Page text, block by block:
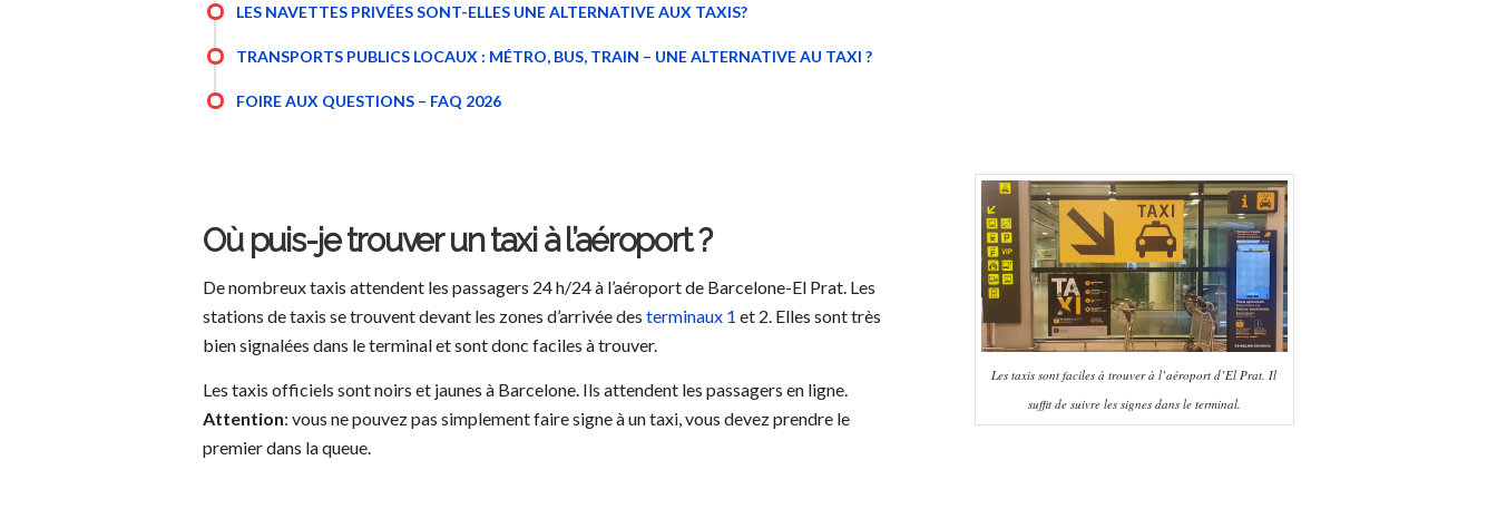
LES NAVETTES PRIVÉES SONT-ELLES UNE ALTERNATIVE AUX TAXIS?
TRANSPORTS PUBLICS LOCAUX : MÉTRO, BUS, TRAIN – UNE ALTERNATIVE AU TAXI ?
FOIRE AUX QUESTIONS – FAQ 2026
Où puis-je trouver un taxi à l’aéroport ?
De nombreux taxis attendent les passagers 24 h/24 à l’aéroport de Barcelone-El Prat. Les
stations de taxis se trouvent devant les zones d’arrivée des terminaux 1 et 2. Elles sont très
bien signalées dans le terminal et sont donc faciles à trouver.
Les taxis officiels sont noirs et jaunes à Barcelone. Ils attendent les passagers en ligne.
Attention: vous ne pouvez pas simplement faire signe à un taxi, vous devez prendre le
premier dans la queue.
Les taxis sont faciles à trouver à l’aéroport d’El Prat. Il
suffit de suivre les signes dans le terminal.